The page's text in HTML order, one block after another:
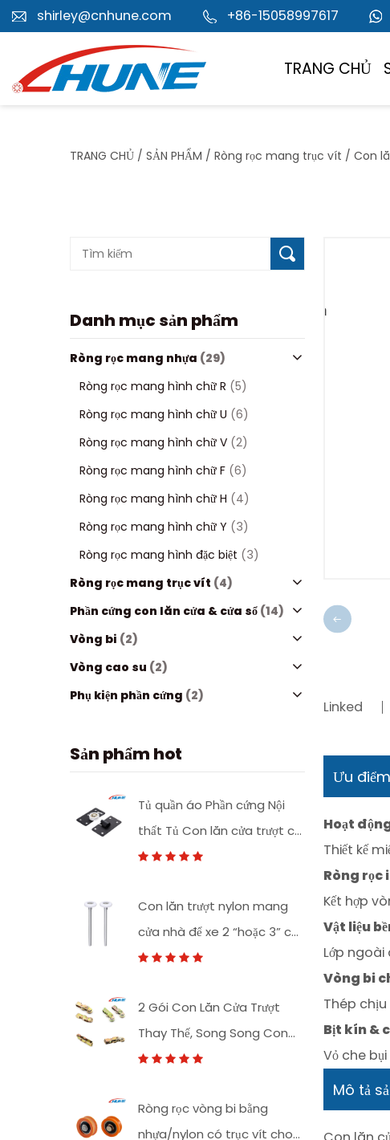
shirley@cnhune.com +86-15058997617
TRANG CHỦ
TRANG CHỦ / SẢN PHẨM / Ròng rọc mang trục vít / Con
Danh mục sản phẩm
Ròng rọc mang nhựa (29)
Ròng rọc mang hình chữ R (5)
Ròng rọc mang hình chữ U (6)
Ròng rọc mang hình chữ V (2)
Ròng rọc mang hình chữ F (6)
Ròng rọc mang hình chữ H (4)
Ròng rọc mang hình chữ Y (3)
Ròng rọc mang hình đặc biệt (3)
Ròng rọc mang trục vít (4)
Phần cứng con lăn cửa & cửa sổ (14)
Vòng bi (2)
Vòng cao su (2)
Phụ kiện phần cứng (2)
Sản phẩm hot
Tủ quần áo Phần cứng Nội
thất Tủ Con lăn cửa trượt có
thể điều chỉnh Con lăn trượt
Con lăn trượt nylon mang
cửa nhà để xe 2 “hoặc 3” có
thân bằng thép carbon
2 Gói Con Lăn Cửa Trượt
Thay Thế, Song Song Con
Lăn Hội Cửa Kính Trượt Màn
Ròng rọc vòng bi bằng
nhựa/nylon có trục vít cho
Linked
Ưu
Hoạt
Thiết kế
Ròng rọc
Kết hợp
Vật liệu
Lớp ngoài
Vòng bi
Thép
Bịt kín &
Vỏ che
Mô tả